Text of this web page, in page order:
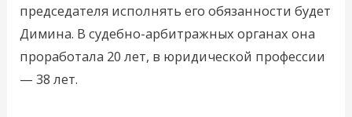
председателя исполнять его обязанности будет
Димина. В судебно-арбитражных органах она
проработала 20 лет, в юридической профессии
— 38 лет.